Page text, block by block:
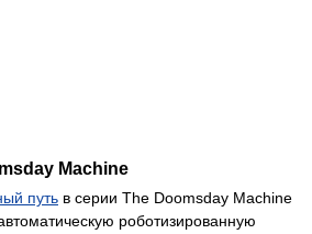
Machine
путь в серии The Doomsday Machine
роботизированную